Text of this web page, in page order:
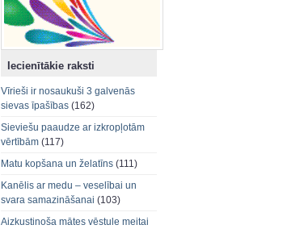
Iecienītākie raksti
Vīrieši ir nosaukuši 3 galvenās
sievas īpašības (162)
Sieviešu paaudze ar izkropļotām
vērtībām (117)
Matu kopšana un želatīns (111)
Kanēlis ar medu – veselībai un
svara samazināšanai (103)
Aizkustinoša mātes vēstule meitai